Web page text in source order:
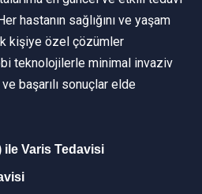
hastanın sağlığını ve yaşam
kişiye özel çözümler
teknolojilerle minimal invaziv
başarılı sonuçlar elde
ile Varis Tedavisi